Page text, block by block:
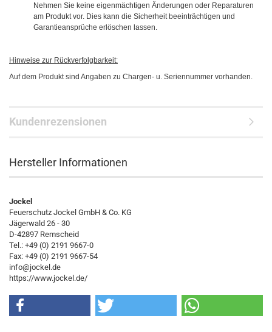
Nehmen Sie keine eigenmächtigen Änderungen oder Reparaturen
am Produkt vor. Dies kann die Sicherheit beeinträchtigen und
Garantieansprüche erlöschen lassen.
Hinweise zur Rückverfolgbarkeit:
Auf dem Produkt sind Angaben zu Chargen- u. Seriennummer vorhanden.
Kundenrezensionen
Hersteller Informationen
Jockel
Feuerschutz Jockel GmbH & Co. KG
Jägerwald 26 - 30
D-42897 Remscheid
Tel.: +49 (0) 2191 9667-0
Fax: +49 (0) 2191 9667-54
info@jockel.de
https://www.jockel.de/